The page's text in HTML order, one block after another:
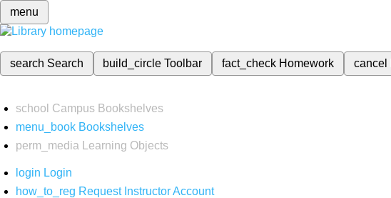
menu
search Search build_circleToolbar fact_check Homework cancel
school Campus Bookshelves
menu_book Bookshelves
perm_media
Learning Objects
login Login
how_to_reg Request Instructor Account